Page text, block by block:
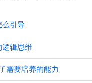
引导
辑思维
需要培养的能力